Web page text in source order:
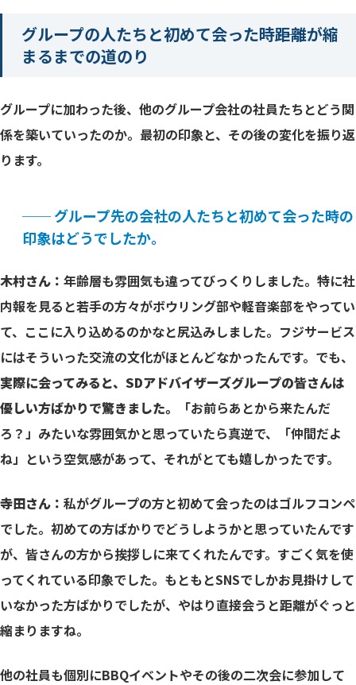
グループの人たちと初めて会った時――距離が縮
まるまでの道のり
グループに加わった後、他のグループ会社の社員たちとどう関
係を築いていったのか。最初の印象と、その後の変化を振り返
ります。
── グループ先の会社の人たちと初めて会った時の
印象はどうでしたか。
木村さん： 年齢層も雰囲気も違ってびっくりしました。特に社
内報を見ると若手の方々がボウリング部や軽音楽部をやってい
て、ここに入り込めるのかなと尻込みしました。フジサービス
にはそういった交流の文化がほとんどなかったんです。でも、
実際に会ってみると、SDアドバイザーズグループの皆さんは
優しい方ばかりで驚きました。
「お前らあとから来たんだ
ろ？」みたいな雰囲気かと思っていたら真逆で、「仲間だよ
ね」という空気感があって、それがとても嬉しかったです。
寺田さん： 私がグループの方と初めて会ったのはゴルフコンペ
でした。初めての方ばかりでどうしようかと思っていたんです
が、皆さんの方から挨拶しに来てくれたんです。すごく気を使
ってくれている印象でした。もともとSNSでしかお見掛けして
いなかった方ばかりでしたが、やはり直接会うと距離がぐっと
縮まりますね。
他の社員も個別にBBQイベントやその後の二次会に参加して